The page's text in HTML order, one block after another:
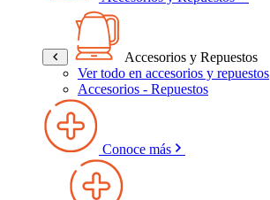
Accesorios y Repuestos
Ver todo en accesorios y repuestos
Accesorios - Repuestos
Conoce más